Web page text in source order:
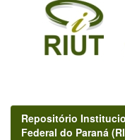
Repositório
Federal do Paraná